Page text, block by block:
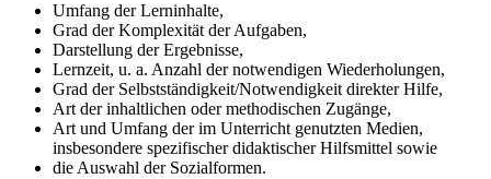
Umfang der Lerninhalte,
Grad der Komplexität der Aufgaben,
Darstellung der Ergebnisse,
Lernzeit, u. a. Anzahl der notwendigen Wiederholungen,
Grad der Selbstständigkeit/Notwendigkeit direkter Hilfe,
Art der inhaltlichen oder methodischen Zugänge,
Art und Umfang der im Unterricht genutzten Medien,
insbesondere spezifischer didaktischer Hilfsmittel sowie
die Auswahl der Sozialformen.